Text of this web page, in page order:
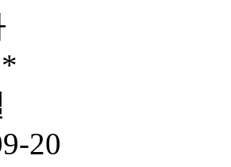
20